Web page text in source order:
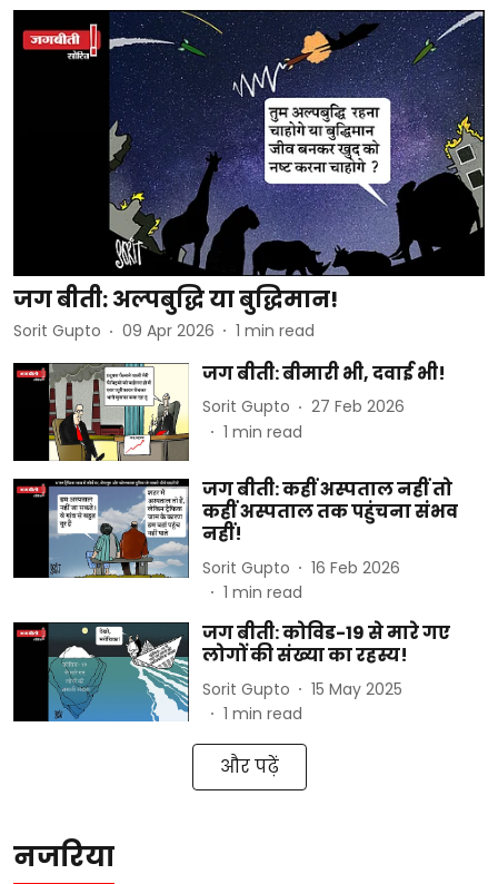
जग बीती: अल्पबुद्धि या बुद्धिमान!
Sorit Gupto 09 Apr 2026 1 min read
जग बीती: बीमारी भी, दवाई भी!
Sorit Gupto
27 Feb 2026
1 min read
जग बीती: कहीं अस्पताल नहीं तो
कहीं अस्पताल तक पहुंचना संभव
नहीं!
Sorit Gupto
16 Feb 2026
1 min read
जग बीती: कोविड-19 से मारे गए
लोगों की संख्या का रहस्य!
Sorit Gupto
15 May 2025
1 min read
और पढ़ें
नजरिया